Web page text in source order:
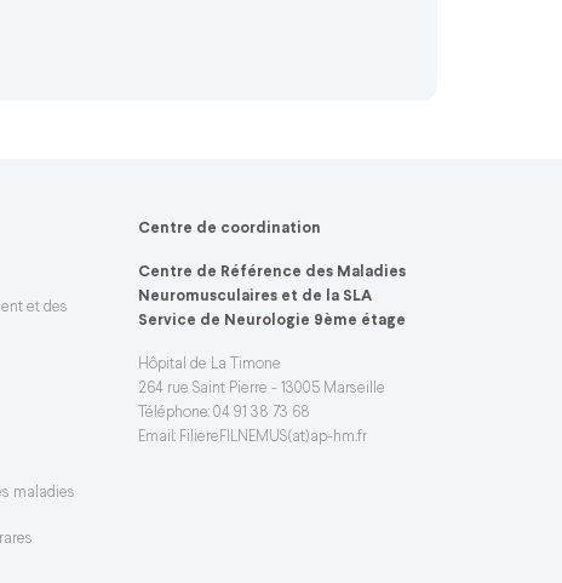
et des
maladies
Centre de coordination
Centre de Référence des Maladies
Neuromusculaires et de la SLA
Service de Neurologie 9ème étage
Hôpital de La Timone
264 rue Saint Pierre - 13005 Marseille
Téléphone: 04 91 38 73 68
Email: FiliereFILNEMUS(at)ap-hm.fr